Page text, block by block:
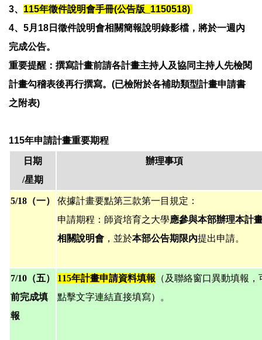
3、 115年徵件說明會手冊(公告版_1150518)
4、5月18日徵件說明會相關簡報說明錄影檔，將於一週內
完成公告。
重要提醒：撰寫計畫前請各計畫主持人及協同主持人先檢閱
計畫勾稽表後再行撰寫。(已檢附於各補助類型計畫申請書
之附表)
115年申請計畫重要期程
日期
/星期
辦理事項
5/18（一）
依據計畫要點第三款第一目規定：
申請期程：師資培育之大學應參與本部辦理本計
相關說明會 ，並於本部公告期限內提出申請。
7/10（五）
前完成填
報
115年計畫申請資料填報 （及聯絡窗口異動填報，
點擊文字連結直接填寫）。